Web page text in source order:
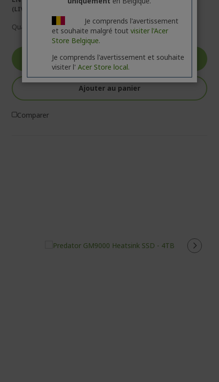
(LIVRAISON : 1 À 3 JOURS OUVRÉS)
Quantité :
Aller au produit
Ajouter au panier
Comparer
Je comprends l'avertissement
et souhaite malgré tout visiter l'Acer
Store Belgique.
Je comprends l'avertissement et souhaite
visiter l' Acer Store local.